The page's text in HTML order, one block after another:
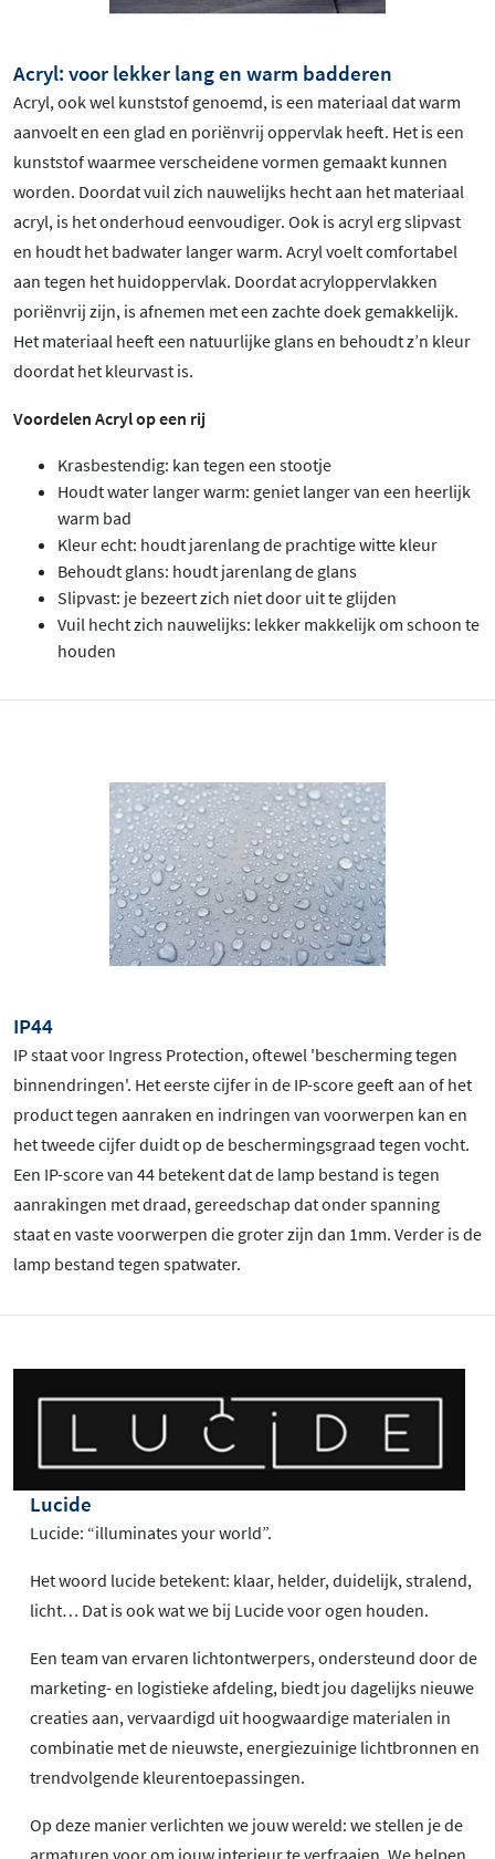
Acryl: voor lekker lang en warm badderen
Acryl, ook wel kunststof genoemd, is een materiaal dat warm
aanvoelt en een glad en poriënvrij oppervlak heeft. Het is een
kunststof waarmee verscheidene vormen gemaakt kunnen
worden. Doordat vuil zich nauwelijks hecht aan het materiaal
acryl, is het onderhoud eenvoudiger. Ook is acryl erg slipvast
en houdt het badwater langer warm. Acryl voelt comfortabel
aan tegen het huidoppervlak. Doordat acryloppervlakken
poriënvrij zijn, is afnemen met een zachte doek gemakkelijk.
Het materiaal heeft een natuurlijke glans en behoudt z’n kleur
doordat het kleurvast is.
Voordelen Acryl op een rij
Krasbestendig: kan tegen een stootje
Houdt water langer warm: geniet langer van een heerlijk
warm bad
Kleur echt: houdt jarenlang de prachtige witte kleur
Behoudt glans: houdt jarenlang de glans
Slipvast: je bezeert zich niet door uit te glijden
Vuil hecht zich nauwelijks: lekker makkelijk om schoon te
houden
IP44
IP staat voor Ingress Protection, oftewel 'bescherming tegen
binnendringen'. Het eerste cijfer in de IP-score geeft aan of het
product tegen aanraken en indringen van voorwerpen kan en
het tweede cijfer duidt op de beschermingsgraad tegen vocht.
Een IP-score van 44 betekent dat de lamp bestand is tegen
aanrakingen met draad, gereedschap dat onder spanning
staat en vaste voorwerpen die groter zijn dan 1mm. Verder is de
lamp bestand tegen spatwater.
Lucide
Lucide: “illuminates your world”.
Het woord lucide betekent: klaar, helder, duidelijk, stralend,
licht… Dat is ook wat we bij Lucide voor ogen houden.
Een team van ervaren lichtontwerpers, ondersteund door de
marketing- en logistieke afdeling, biedt jou dagelijks nieuwe
creaties aan, vervaardigd uit hoogwaardige materialen in
combinatie met de nieuwste, energiezuinige lichtbronnen en
trendvolgende kleurentoepassingen.
Op deze manier verlichten we jouw wereld: we stellen je de